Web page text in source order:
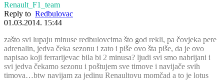
Renault_F1_team
Reply to Redbulovac
01.03.2014. 15:44
zašto svi lupaju minuse redbulovcima što god rekli, pa čovjeka pere
adrenalin, jedva čeka sezonu i zato i piše ovo šta piše, da je ovo
napisao koji ferrarijevac bila bi 2 minusa? ljudi svi smo nabrijani i
svi jedva čekamo sezonu i poštujem sve timove i navijače svih
timova…btw navijam za jedinu Renaultovu momčad a to je lotus